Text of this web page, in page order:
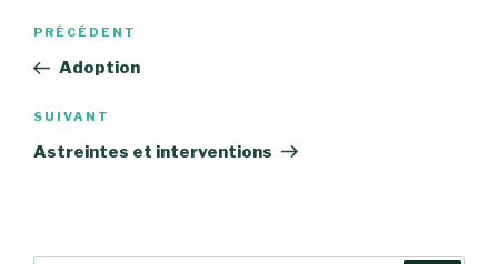
Navigation
l’article
Article
précédent
PRÉCÉDENT
Adoption
Article
suivant
SUIVANT
Astreintes et interventions